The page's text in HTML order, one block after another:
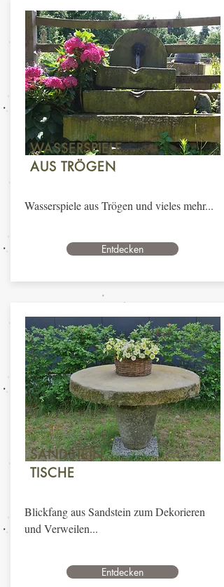
Wasserspiele aus Trögen und vieles mehr...
WASSERSPIELE
AUS TRÖGEN
Entdecken
Blickfang aus Sandstein zum Dekorieren
und Verweilen...
SANDSTEIN
TISCHE
Entdecken